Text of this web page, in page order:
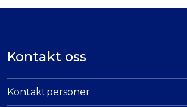
Kontakt oss
Kontaktpersoner